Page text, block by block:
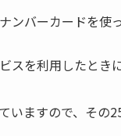
ンバーカードを使
スを利用したとき
いますので、その